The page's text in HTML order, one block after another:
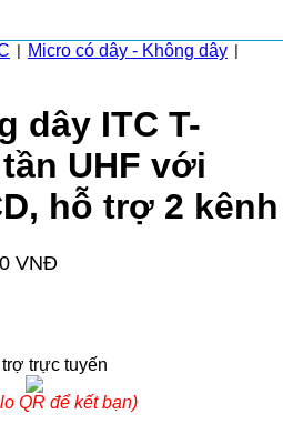
Micro có dây - Không dây
dây ITC T-
UHF với
hỗ trợ 2 kênh
VNĐ
QR để kết bạn)